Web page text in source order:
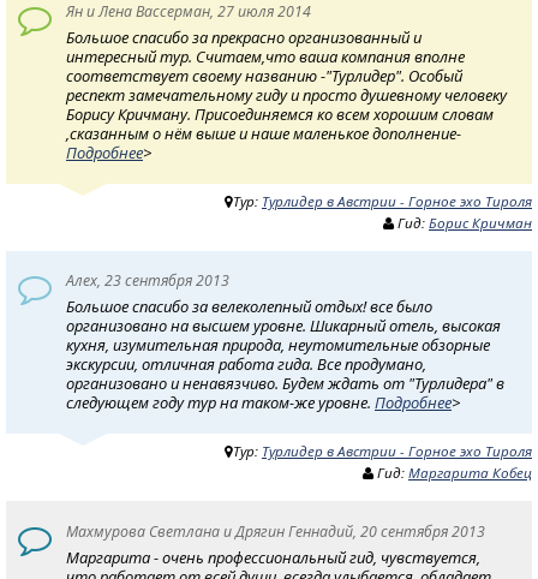
Ян и Лена Вассерман, 27 июля 2014
Большое спасибо за прекрасно организованный и
интересный тур. Считаем,что ваша компания вполне
соответствует своему названию -"Турлидер". Особый
респект замечательному гиду и просто душевному человеку
Борису Кричману. Присоединяемся ко всем хорошим словам
,сказанным о нём выше и наше маленькое дополнение-
Подробнее>
Тур: Турлидер в Австрии - Горное эхо Тироля
Гид: Борис Кричман
Алех, 23 сентября 2013
Большое спасибо за велеколепный отдых! все было
организовано на высшем уровне. Шикарный отель, высокая
кухня, изумительная природа, неутомительные обзорные
экскурсии, отличная работа гида. Все продумано,
организовано и ненавязчиво. Будем ждать от "Турлидера" в
следующем году тур на таком-же уровне. Подробнее>
Тур: Турлидер в Австрии - Горное эхо Тироля
Гид: Маргарита Кобец
Махмурова Светлана и Дрягин Геннадий, 20 сентября 2013
Маргарита - очень профессиональный гид, чувствуется,